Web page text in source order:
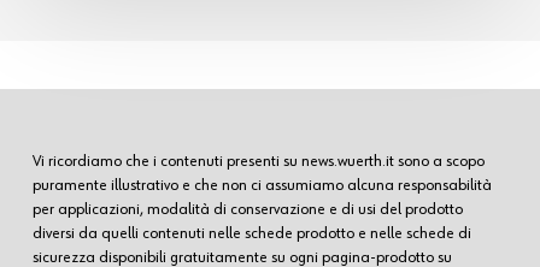
Vi ricordiamo che i contenuti presenti su news.wuerth.it sono a scopo
puramente illustrativo e che non ci assumiamo alcuna responsabilità
per applicazioni, modalità di conservazione e di usi del prodotto
diversi da quelli contenuti nelle schede prodotto e nelle schede di
sicurezza disponibili gratuitamente su ogni pagina-prodotto su